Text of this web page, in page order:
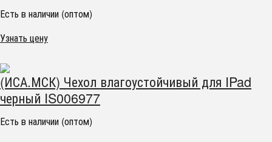
Есть в наличии (оптом)
Узнать цену
(ИСА.МСК) Чехол влагоустойчивый для IPad
черный IS006977
Есть в наличии (оптом)